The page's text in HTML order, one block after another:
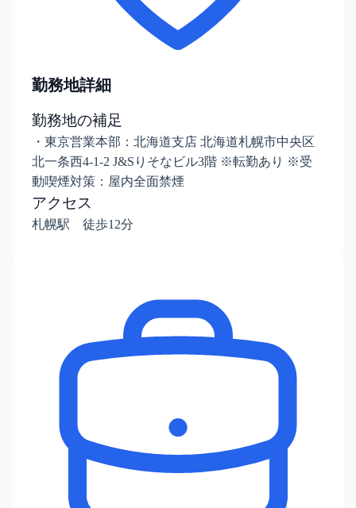
勤務地詳細
勤務地の補足
・東京営業本部：北海道支店 北海道札幌市中央区
北一条西4-1-2 J&Sりそなビル3階 ※転勤あり ※受
動喫煙対策：屋内全面禁煙
アクセス
札幌駅 徒歩12分